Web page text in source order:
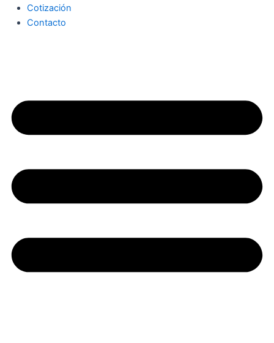
Cotización
Contacto